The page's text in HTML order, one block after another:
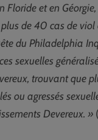
Floride et en
de 40 cas de viol
du Philadelphia
sexuelles
trouvant que
ou agressés
Devereux. »